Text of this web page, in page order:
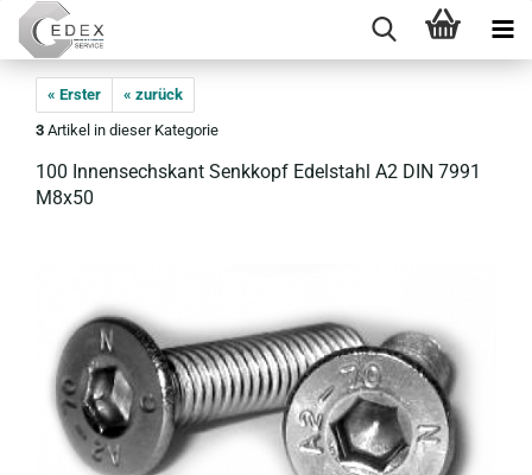
« Erster
« zurück
3 Artikel in dieser Kategorie
100 In­nen­sechs­kant Senk­kopf Edel­stahl A2 DIN 7991
M8x50